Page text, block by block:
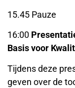
15.45 Pauze
16:00
Basis voor
Tijdens deze
geven over de